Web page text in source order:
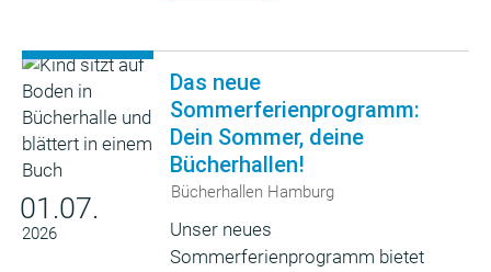
01.07.
2026
Das neue
Sommerferienprogramm:
Dein Sommer, deine
Bücherhallen!
Bücherhallen Hamburg
Unser neues
Sommerferienprogramm bietet